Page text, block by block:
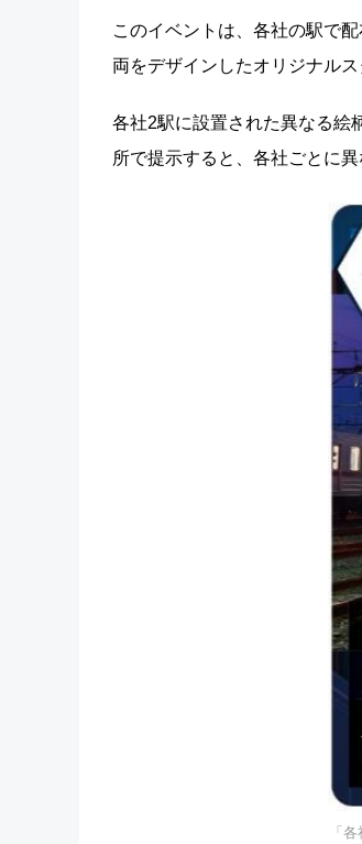
このイベントは、各社の駅で
両をデザインしたオリジナル
各社2駅に設置された異なる絵
所で提示すると、各社ごとに
「